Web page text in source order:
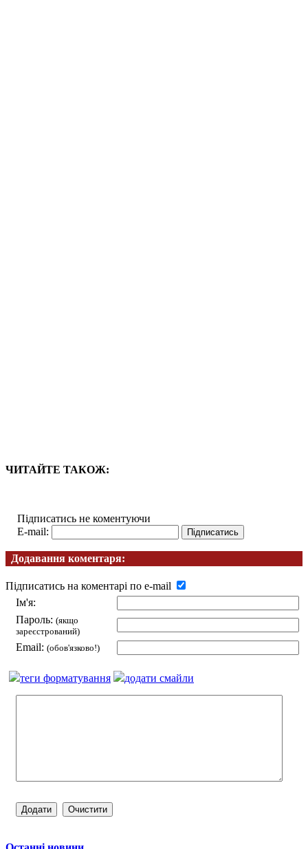
ЧИТАЙТЕ ТАКОЖ:
Підписатись не коментуючи
E-mail:
Додавання коментаря:
Підписатись на коментарі по e-mail
Ім'я:
Пароль: (якщо
зареєстрований)
Email: (обов'язково!)
теги форматування додати смайли